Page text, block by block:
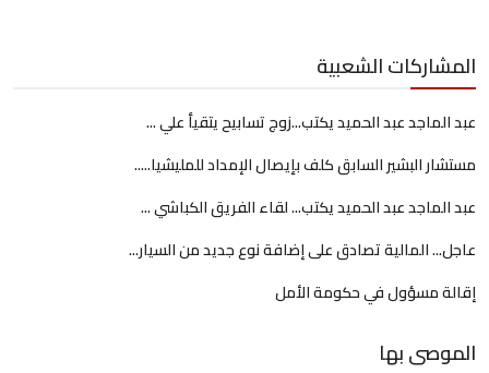
المشاركات الشعبية
عبد الماجد عبد الحميد يكتب...زوج تسابيح يتقيأ علي ...
مستشار البشير السابق كلف بإيصال الإمداد للمليشيا.....
عبد الماجد عبد الحميد يكتب... لقاء الفريق الكباشي ...
عاجل... المالية تصادق على إضافة نوع جديد من السيار...
إقالة مسؤول في حكومة الأمل
الموصى بها